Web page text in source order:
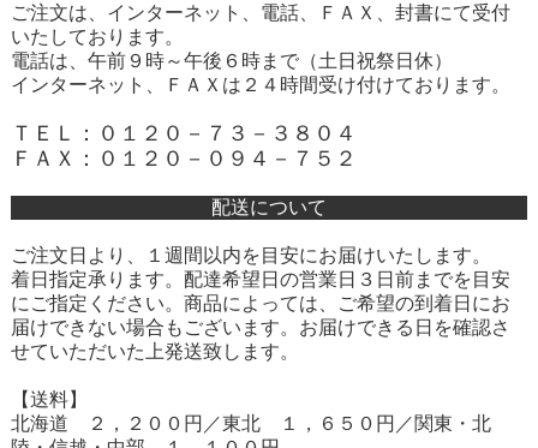
ご注文は、インターネット、電話、ＦＡＸ、封書にて受付
いたしております。
電話は、午前９時～午後６時まで（土日祝祭日休）
インターネット、ＦＡＸは２４時間受け付けております。
ＴＥＬ：０１２０－７３－３８０４
ＦＡＸ：０１２０－０９４－７５２
配送について
ご注文日より、１週間以内を目安にお届けいたします。
着日指定承ります。配達希望日の営業日３日前までを目安
にご指定ください。商品によっては、ご希望の到着日にお
届けできない場合もございます。お届けできる日を確認さ
せていただいた上発送致します。
【送料】
北海道 ２，２００円／東北 １，６５０円／関東・北